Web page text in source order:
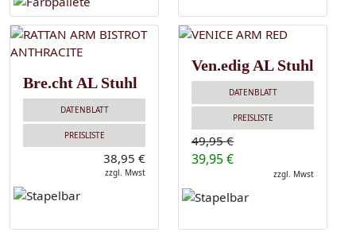
Bre.cht AL Stuhl
DATENBLATT
PREISLISTE
38,95 €
zzgl. Mwst
Ven.edig AL Stuhl
DATENBLATT
PREISLISTE
49,95 €
39,95 €
zzgl. Mwst